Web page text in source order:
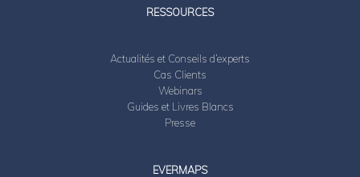
RESSOURCES
Actualités et Conseils d’experts
Cas Clients
Webinars
Guides et Livres Blancs
Presse
EVERMAPS